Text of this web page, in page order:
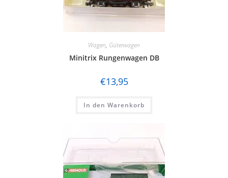
Wagen, Güterwagen
Minitrix Rungenwagen DB
€13,95
In den Warenkorb